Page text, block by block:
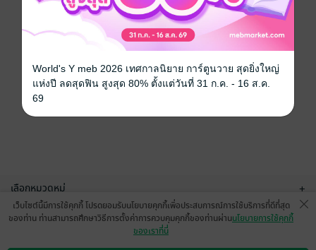
เลือกหมวดหมู่ +
บริการช่วยเหลือ
เว็บไซต์นี้มีการใช้คุกกี้ โปรดยอมรับนโยบายคุกกี้เพื่อประสบการณ์การใช้บริการที่ดีที่สุด
ของท่าน ท่านสามารถศึกษาวิธีการตั้งค่าการควบคุมคุกกี้ของท่านผ่านนโยบายการใช้คุกกี้
ของเราที่นี่
World's Y meb 2026 เทศกาลนิยาย การ์ตูนวาย สุดยิ่งใหญ่
แห่งปี ลดสุดฟิน สูงสุด 80% ตั้งแต่วันที่ 31 ก.ค. - 16 ส.ค.
69